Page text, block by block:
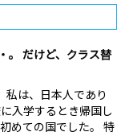
。 だけど、クラス替
私は、日本人であり
入学するとき帰国し
めての国でした。 特